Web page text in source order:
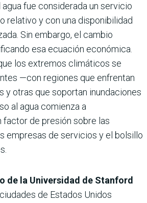
fue considerada un servicio
relativo y con una disponibilidad
Sin embargo, el cambio
esa ecuación económica.
los extremos climáticos se
—con regiones que enfrentan
y otras que soportan inundaciones
al agua comienza a
factor de presión sobre las
empresas de servicios y el bolsillo
de la Universidad de Stanford
de Estados Unidos